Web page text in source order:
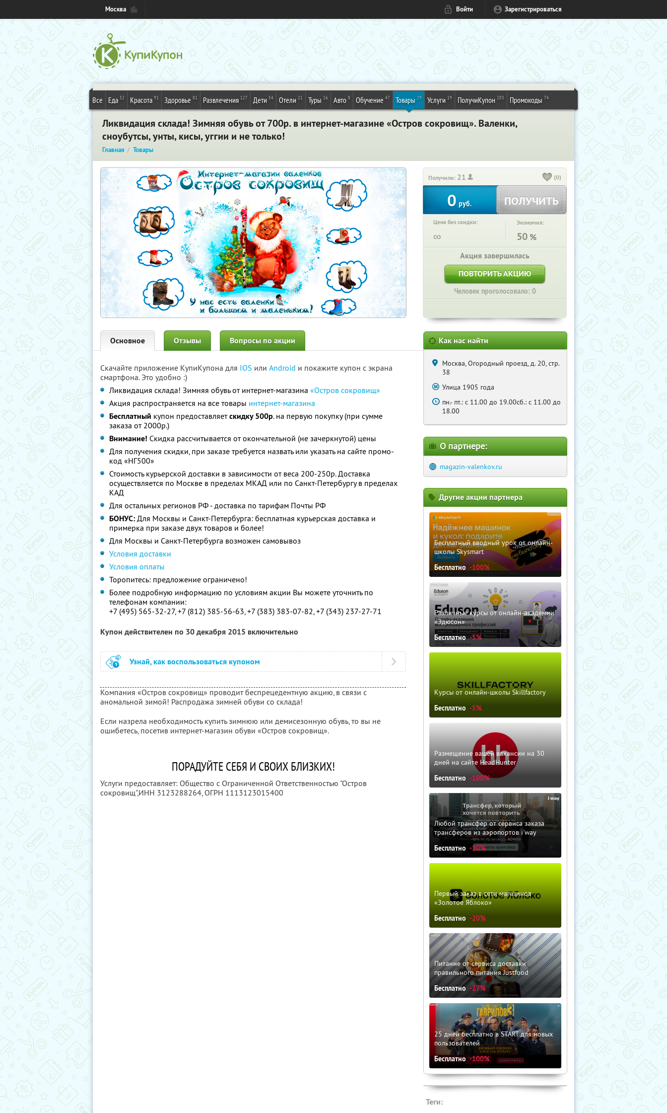
Москва Войти Зарегистрироваться
Все Еда 32 Красота 91 Здоровье 81 Развлечения 127 Дети 54 Отели 21 Туры 16 Авто 8 Обучение 47 Товары 29 Услуги 19 ПолучиКупон 203 Промокоды 74
Ликвидация склада! Зимняя обувь от 700р. в интернет-магазине «Остров сокровищ». Валенки,
сноубутсы, унты, кисы, уггии и не только!
Главная Товары
Получили: 21 (0)
0 руб. ПОЛУЧИТЬ
Цена без скидки:
∞
Экономия:
50 %
Акция завершилась
ПОВТОРИТЬ АКЦИЮ
Человек проголосовало: 0
Основное Отзывы Вопросы по акции
Скачайте приложение КупиКупона для IOS или Android и покажите купон с экрана
смартфона. Это удобно :)
Ликвидация склада! Зимняя обувь от интернет-магазина «Остров сокровищ»
Акция распространяется на все товары интернет-магазина
Бесплатный купон предоставляетскидку 500р. на первую покупку (при сумме
заказа от 2000р.)
Внимание! Скидка рассчитывается от окончательной (не зачеркнутой) цены
Для получения скидки, при заказе требуется назвать или указать на сайте промо-
код «НГ500»
Стоимость курьерской доставки в зависимости от веса 200-250р. Доставка
осуществляется по Москве в пределах МКАД или по Санкт-Петербургу в пределах
КАД
Для остальных регионов РФ - доставка по тарифам Почты РФ
БОНУС: Для Москвы и Санкт-Петербурга: бесплатная курьерская доставка и
примерка при заказе двух товаров и более!
Для Москвы и Санкт-Петербурга возможен самовывоз
Условия доставки
Условия оплаты
Торопитесь: предложение ограничено!
Более подробную информацию по условиям акции Вы можете уточнить по
телефонам компании:
+7 (495) 565-32-27, +7 (812) 385-56-63, +7 (383) 383-07-82, +7 (343) 237-27-71
Купон действителен по 30 декабря 2015 включительно
Узнай, как воспользоваться купоном
Компания «Остров сокровищ» проводит беспрецедентную акцию, в связи с
аномальной зимой! Распродажа зимней обуви со склада!
Если назрела необходимость купить зимнюю или демисезонную обувь, то вы не
ошибетесь, посетив интернет-магазин обуви «Остров сокровищ».
ПОРАДУЙТЕ СЕБЯ И СВОИХ БЛИЗКИХ!
Услуги предоставляет: Общество с Ограниченной Ответственностью "Остров
сокровищ",ИНН 3123288264, ОГРН 1113123015400
Как нас найти
Москва, Огородный проезд, д. 20, стр.
38
Улица 1905 года
пн.- пт.: с 11.00 до 19.00сб.: с 11.00 до
18.00
О партнере:
magazin-valenkov.ru
Другие акции партнера
Бесплатный вводный урок от онлайн-
школы Skysmart
Бесплатно -100%
Различные курсы от онлайн-академии
«Эдюсон»
Бесплатно -5%
Курсы от онлайн-школы Skillfactory
Бесплатно -5%
Размещение вашей вакансии на 30
дней на сайте HeadHunter
Бесплатно -100%
Любой трансфер от сервиса заказа
трансферов из аэропортов i'way
Бесплатно -10%
Первый заказ в сети магазинов
«Золотое Яблоко»
Бесплатно -20%
Питание от сервиса доставки
правильного питания Justfood
Бесплатно -27%
25 дней бесплатно в START для новых
пользователей
Бесплатно -100%
Теги: